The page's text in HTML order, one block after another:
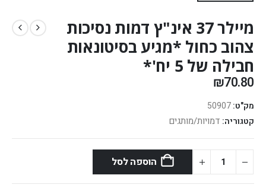
מיילר 37 אינ"ץ דמות נסיכות
צהוב כחול *מגיע בסיטונאות
חבילה של 5 יח'*
₪70.80
מק"ט: 50907
קטגוריה: דמויות/מותגים
הוספה לסל